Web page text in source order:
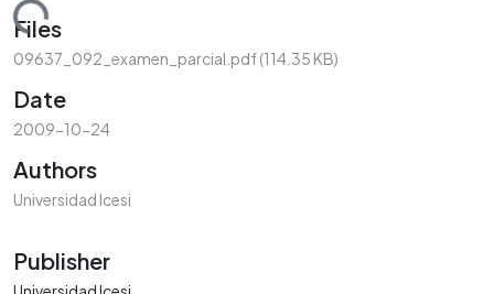
Loading...
Files
09637_092_examen_parcial.pdf(114.35 KB)
Date
2009-10-24
Authors
Universidad Icesi
Publisher